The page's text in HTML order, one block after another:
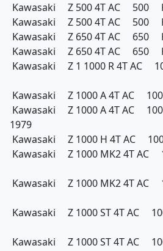
Kawasaki Z 500 4T AC 500
Kawasaki Z 500 4T AC 500
Kawasaki Z 650 4T AC 650
Kawasaki Z 650 4T AC 650
Kawasaki Z 1 1000 R 4T AC
Kawasaki Z 1000 A 4T AC
Kawasaki Z 1000 A 4T AC
1979
Kawasaki Z 1000 H 4T AC
Kawasaki Z 1000 MK2 4T
Kawasaki Z 1000 MK2 4T
Kawasaki Z 1000 ST 4T AC
Kawasaki Z 1000 ST 4T AC